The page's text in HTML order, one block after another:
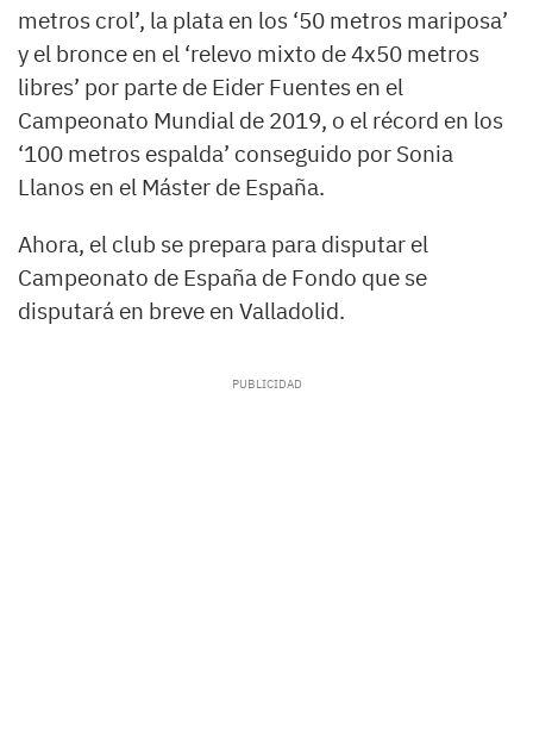
metros crol’, la plata en los ‘50 metros mariposa’
y el bronce en el ‘relevo mixto de 4x50 metros
libres’ por parte de Eider Fuentes en el
Campeonato Mundial de 2019, o el récord en los
‘100 metros espalda’ conseguido por Sonia
Llanos en el Máster de España.
Ahora, el club se prepara para disputar el
Campeonato de España de Fondo que se
disputará en breve en Valladolid.